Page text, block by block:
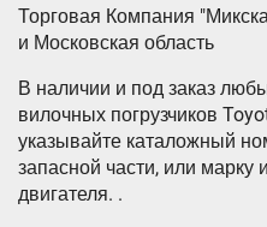
Торговая Компания
и Московская область
В наличии и под заказ
вилочных погрузчиков
указывайте каталожный
запасной части, или марку
двигателя. .